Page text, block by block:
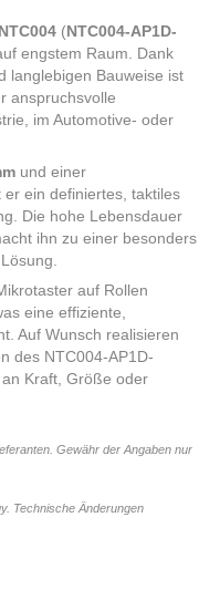
NTC004 (NTC004-AP1D-
engstem Raum. Dank
langlebigen Bauweise ist
anspruchsvolle
im Automotive- oder
und einer
er ein definiertes, taktiles
Die hohe Lebensdauer
ihn zu einer besonders
auf Rollen
eine effiziente,
Auf Wunsch realisieren
des NTC004-AP1D-
Kraft, Größe oder
Gewähr der Angaben nur
Technische Änderungen